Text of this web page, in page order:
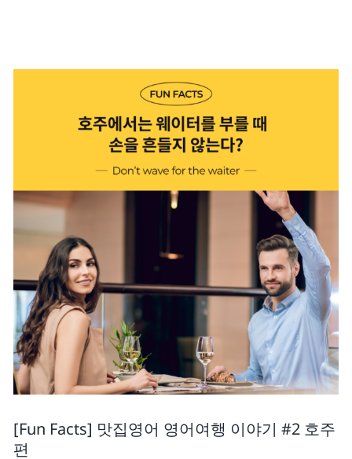
[Fun Facts] 맛집영어 영어여행 이야기 #2 호주
편